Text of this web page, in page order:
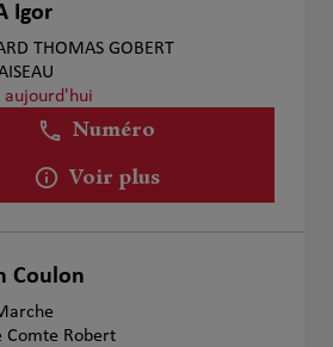
Igor
THOMAS GOBERT
aujourd'hui
Numéro
Voir plus
Coulon
Comte Robert